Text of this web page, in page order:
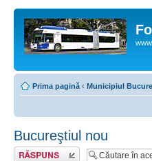
Prima pagină ‹ Municipiul
Bucureştiul nou
Răspunde